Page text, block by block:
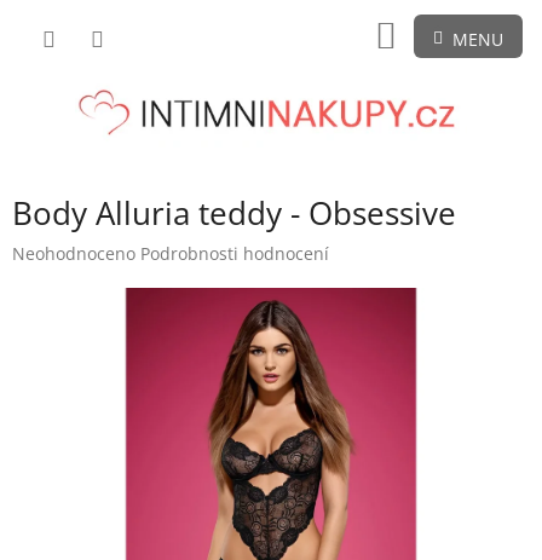
NÁKUPNÍ
KOŠÍK
Body Alluria teddy - Obsessive
Průměrné
Neohodnoceno Podrobnosti hodnocení